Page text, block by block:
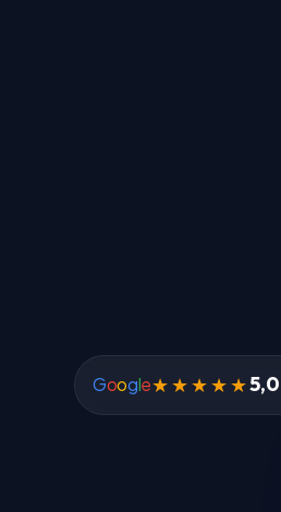
Google★★★★★5,0